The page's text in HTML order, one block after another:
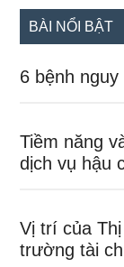
...
BÀI NỔI BẬT
6 bệnh
Tiềm năng
dịch vụ hậu
Vị trí của
trường tài